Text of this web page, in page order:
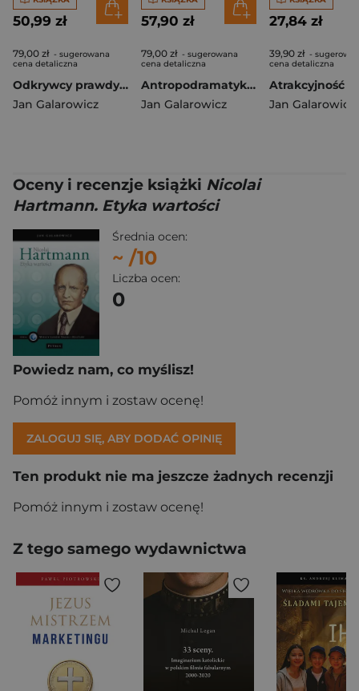
50,99 zł
79,00 zł - sugerowana
cena detaliczna
Odkrywcy prawdy o miłości. Antropodramatyka
Jan Galarowicz
57,90 zł
79,00 zł - sugerowana
cena detaliczna
Antropodramatyka. Żyć wartościami i czynić dobro
Jan Galarowicz
27,84 zł
39,90 zł -
cena detaliczna
Jan Galarowicz
Oceny i recenzje książki Nicolai
Hartmann. Etyka wartości
Średnia ocen:
~ /10
Liczba ocen:
0
Powiedz nam, co myślisz!
Pomóż innym i zostaw ocenę!
ZALOGUJ SIĘ, ABY DODAĆ OPINIĘ
Ten produkt nie ma jeszcze żadnych recenzji
Pomóż innym i zostaw ocenę!
Z tego samego wydawnictwa